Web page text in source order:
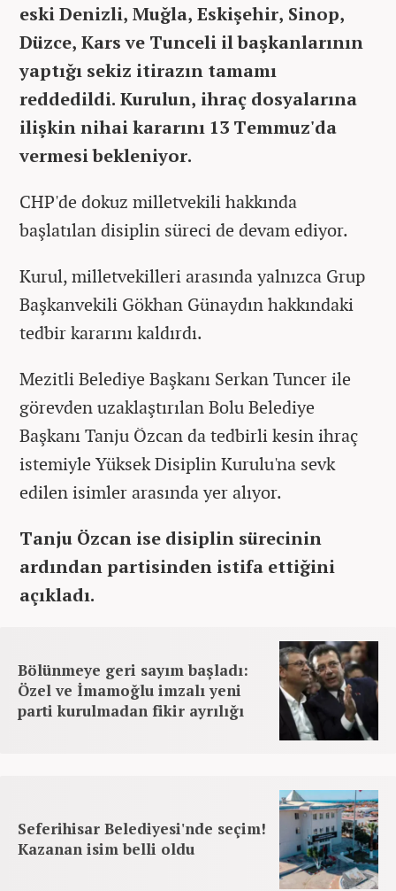
eski Denizli, Muğla, Eskişehir, Sinop,
Düzce, Kars ve Tunceli il başkanlarının
yaptığı sekiz itirazın tamamı
reddedildi. Kurulun, ihraç dosyalarına
ilişkin nihai kararını 13 Temmuz'da
vermesi bekleniyor.
CHP'de dokuz milletvekili hakkında
başlatılan disiplin süreci de devam ediyor.
Kurul, milletvekilleri arasında yalnızca Grup
Başkanvekili Gökhan Günaydın hakkındaki
tedbir kararını kaldırdı.
Mezitli Belediye Başkanı Serkan Tuncer ile
görevden uzaklaştırılan Bolu Belediye
Başkanı Tanju Özcan da tedbirli kesin ihraç
istemiyle Yüksek Disiplin Kurulu'na sevk
edilen isimler arasında yer alıyor.
Tanju Özcan ise disiplin sürecinin
ardından partisinden istifa ettiğini
açıkladı.
Bölünmeye geri sayım başladı:
Özel ve İmamoğlu imzalı yeni
parti kurulmadan fikir ayrılığı
Seferihisar Belediyesi'nde seçim!
Kazanan isim belli oldu